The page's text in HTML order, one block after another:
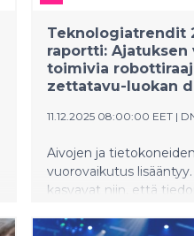
Teknologiatrendit
raportti: Ajatuksen
toimivia
zettatavu-luokan
11.12.2025 08:00:00 EET |
Aivojen ja
vuorovaikutus
kasvavat niin, että
biljoonissa gigatavuissa